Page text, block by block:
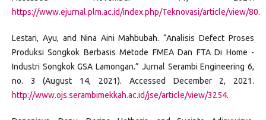
https://www.ejurnal.plm.ac.id/index.php/Teknovasi/article/view/80.
Lestari, Ayu, and Nina Aini Mahbubah. “Analisis Defect Proses
Produksi Songkok Berbasis Metode FMEA Dan FTA Di Home -
Industri Songkok GSA Lamongan.” Jurnal Serambi Engineering 6,
no. 3 (August 14, 2021). Accessed December 2, 2021.
http://www.ojs.serambimekkah.ac.id/jse/article/view/3254.